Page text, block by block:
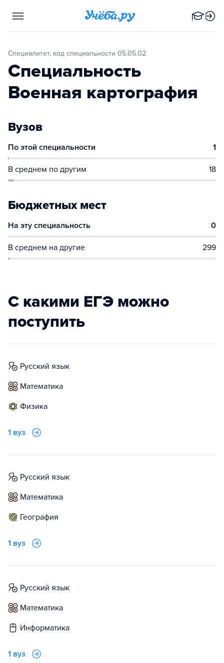
Специалитет, код специальности 05.05.02
Специальность
Военная картография
Вузов
По этой специальности 1
В среднем по другим 18
Бюджетных мест
На эту специальность 0
В среднем на другие 299
С какими ЕГЭ можно
поступить
русский язык
математика
физика
1 вуз
русский язык
математика
география
1 вуз
русский язык
математика
информатика
1 вуз